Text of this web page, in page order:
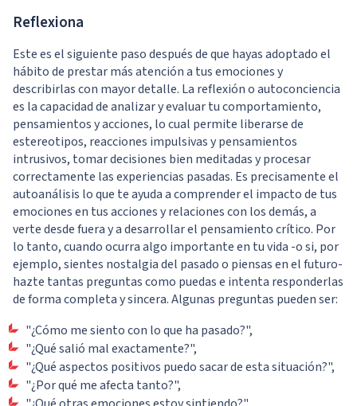
Reflexiona
Este es el siguiente paso después de que hayas adoptado el
hábito de prestar más atención a tus emociones y
describirlas con mayor detalle. La reflexión o autoconciencia
es la capacidad de analizar y evaluar tu comportamiento,
pensamientos y acciones, lo cual permite liberarse de
estereotipos, reacciones impulsivas y pensamientos
intrusivos, tomar decisiones bien meditadas y procesar
correctamente las experiencias pasadas. Es precisamente el
autoanálisis lo que te ayuda a comprender el impacto de tus
emociones en tus acciones y relaciones con los demás, a
verte desde fuera y a desarrollar el pensamiento crítico. Por
lo tanto, cuando ocurra algo importante en tu vida -o si, por
ejemplo, sientes nostalgia del pasado o piensas en el futuro-
hazte tantas preguntas como puedas e intenta responderlas
de forma completa y sincera. Algunas preguntas pueden ser:
"¿Cómo me siento con lo que ha pasado?",
"¿Qué salió mal exactamente?",
"¿Qué aspectos positivos puedo sacar de esta situación?",
"¿Por qué me afecta tanto?",